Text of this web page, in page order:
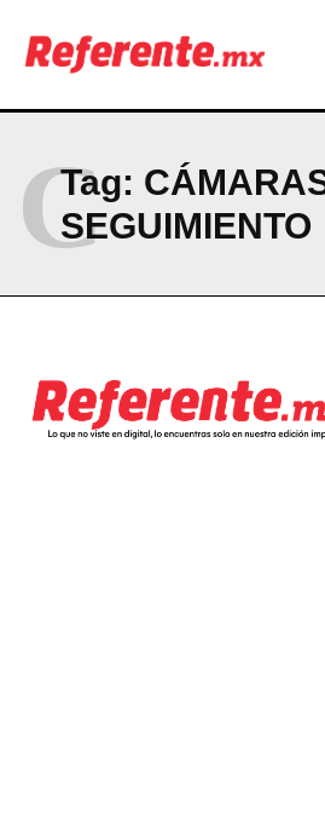
Company
ABOUT
CONTACT
PRIVACY POLICY
NEWSLETTER
Tag:
SEGUIMIENTO
C